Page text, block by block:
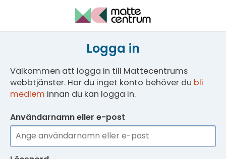
Logga in
Välkommen att logga in till Mattecentrums
webbtjänster. Har du inget konto behöver du bli
medlem innan du kan logga in.
Användarnamn eller e-post